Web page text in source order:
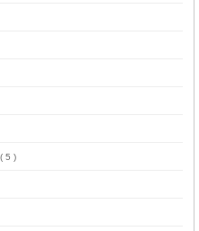
( 5 )